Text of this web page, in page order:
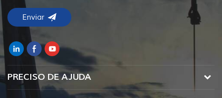
PRECISO DE AJUDA